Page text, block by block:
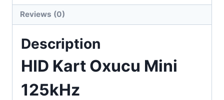
Reviews (0)
Description
HID Kart Oxucu Mini
125kHz